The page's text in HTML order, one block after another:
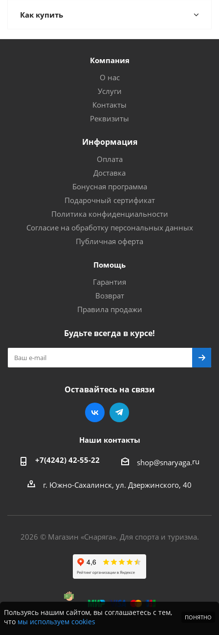
Как купить
Компания
О нас
Услуги
Контакты
Реквизиты
Информация
Оплата
Доставка
Бонусная программа
Подарочный сертификат
Политика конфиденциальности
Согласие на обработку персональных данных
Публичная оферта
Помощь
Гарантия
Возврат
Правила продажи
Будьте всегда в курсе!
Оставайтесь на связи
Наши контакты
+7(4242) 42-55-22 shop@snaryaga.ru
г. Южно-Сахалинск, ул. Дзержинского, 40
2026 © Магазин «Снаряга». Для спорта и туризма.
Пользуясь нашим сайтом, вы соглашаетесь с тем,
что мы используем cookies ПОНЯТНО